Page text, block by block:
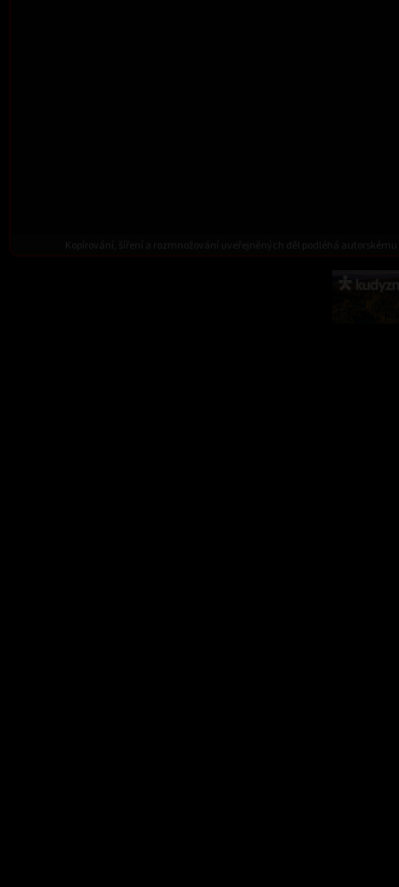
Kopírování, šíření a rozmnožování uveřejněných děl podléhá autorskému